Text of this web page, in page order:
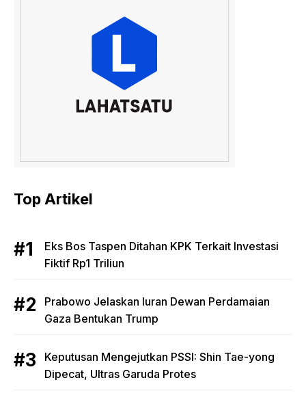
Top Artikel
Eks Bos Taspen Ditahan KPK Terkait Investasi
Fiktif Rp1 Triliun
Prabowo Jelaskan Iuran Dewan Perdamaian
Gaza Bentukan Trump
Keputusan Mengejutkan PSSI: Shin Tae-yong
Dipecat, Ultras Garuda Protes